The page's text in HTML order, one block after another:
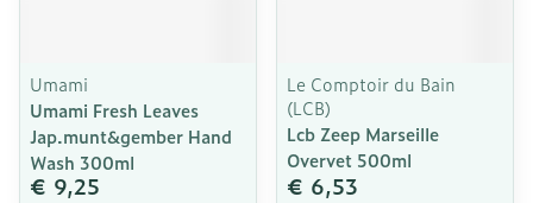
Umami
Umami Fresh Leaves
Jap.munt&gember Hand
Wash 300ml
€ 9,25
Le Comptoir du Bain
(LCB)
Lcb Zeep Marseille
Overvet 500ml
€ 6,53